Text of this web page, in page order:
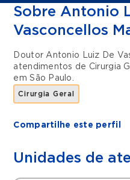
Sobre Antonio
Vasconcellos
Doutor Antonio Luiz De
atendimentos de Cirurgia
emSão Paulo.
Cirurgia Geral
Compartilhe este perfil
Unidades de